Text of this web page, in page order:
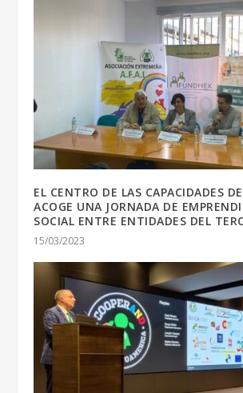
EL CENTRO DE LAS CAPACIDADES
ACOGE UNA JORNADA DE
SOCIAL ENTRE ENTIDADES DEL
15/03/2023